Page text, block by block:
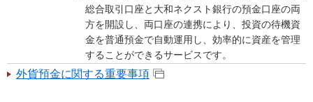
総合取引口座と大和ネクスト銀行の預金口座の両
方を開設し、両口座の連携により、投資の待機資
金を普通預金で自動運用し、効率的に資産を管理
することができるサービスです。
外貨預金に関する重要事項